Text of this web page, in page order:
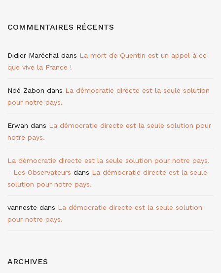
COMMENTAIRES RÉCENTS
Didier Maréchal dans La mort de Quentin est un appel à ce
que vive la France !
Noé Zabon dans La démocratie directe est la seule solution
pour notre pays.
Erwan dans La démocratie directe est la seule solution pour
notre pays.
La démocratie directe est la seule solution pour notre pays.
- Les Observateurs dans La démocratie directe est la seule
solution pour notre pays.
vanneste dans La démocratie directe est la seule solution
pour notre pays.
ARCHIVES